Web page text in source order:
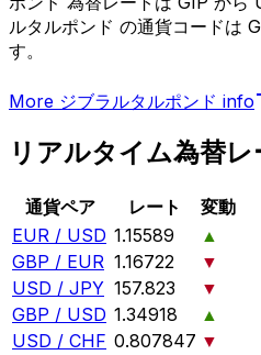
ルタルポンド の通貨コードは
す。
More ジブラルタルポンド info
リアルタイム為替レ
通貨ペア レート
変動
EUR / USD 1.15589
▲
GBP / EUR 1.16722
▼
USD / JPY 157.823
▼
GBP / USD 1.34918
▲
USD / CHF 0.807847 ▼